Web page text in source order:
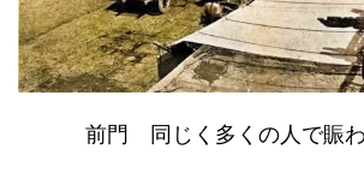
前門 同じく多くの人で賑